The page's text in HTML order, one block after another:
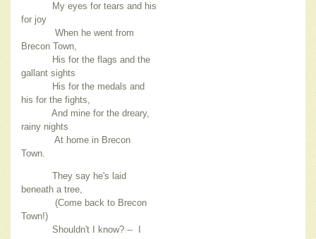
My eyes for tears and his
for joy
When he went from
Brecon Town,
His for the flags and the
gallant sights
His for the medals and
his for the fights,
And mine for the dreary,
rainy nights
At home in Brecon
Town.
They say he's laid
beneath a tree,
(Come back to Brecon
Town!)
Shouldn't I know? -- I